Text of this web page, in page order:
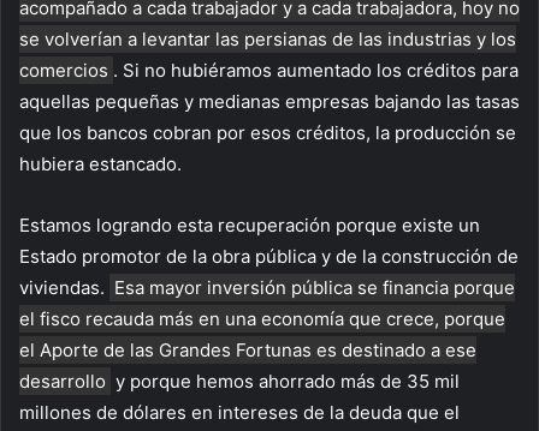
acompañado a cada trabajador y a cada trabajadora, hoy no
se volverían a levantar las persianas de las industrias y los
comercios . Si no hubiéramos aumentado los créditos para
aquellas pequeñas y medianas empresas bajando las tasas
que los bancos cobran por esos créditos, la producción se
hubiera estancado.
Estamos logrando esta recuperación porque existe un
Estado promotor de la obra pública y de la construcción de
viviendas. Esa mayor inversión pública se financia porque
el fisco recauda más en una economía que crece, porque
el Aporte de las Grandes Fortunas es destinado a ese
desarrollo y porque hemos ahorrado más de 35 mil
millones de dólares en intereses de la deuda que el